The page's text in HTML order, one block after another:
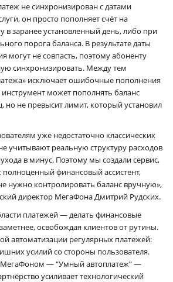
не синхронизирован с датами
он просто пополняет счёт на
заранее установленный день, либо при
порога баланса. В результате даты
могут не совпасть, поэтому абоненту
синхронизировать. Между тем
исключает ошибочные пополнения
может пополнять баланс
но не превысит лимит, который установил
уже недостаточно классических
учитывают реальную структуру расходов
в минус. Поэтому мы создали сервис,
полноценный финансовый ассистент,
нужно контролировать баланс вручную»,
директор МегаФона Дмитрий Рудских.
платежей — делать финансовые
освобождая клиентов от рутины.
автоматизации регулярных платежей:
усилий со стороны пользователя.
МегаФоном — “Умный автоплатеж” —
усиливает технологический